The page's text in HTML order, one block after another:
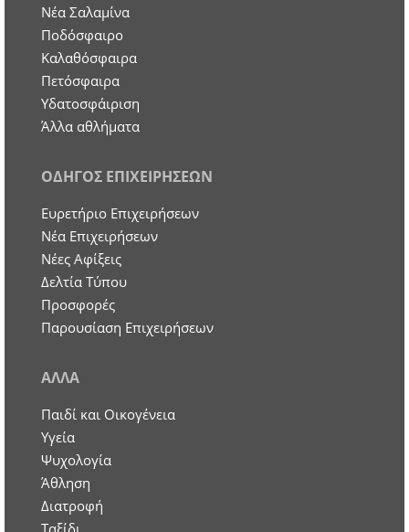
Νέα Σαλαμίνα
Ποδόσφαιρο
Καλαθόσφαιρα
Πετόσφαιρα
Υδατοσφάιριση
Άλλα αθλήματα
ΟΔΗΓΟΣ ΕΠΙΧΕΙΡΗΣΕΩΝ
Ευρετήριο Επιχειρήσεων
Nέα Επιχειρήσεων
Νέες Αφίξεις
Δελτία Τύπου
Προσφορές
Παρουσίαση Επιχειρήσεων
ΑΛΛΑ
Παιδί και Οικογένεια
Υγεία
Ψυχολογία
Άθληση
Διατροφή